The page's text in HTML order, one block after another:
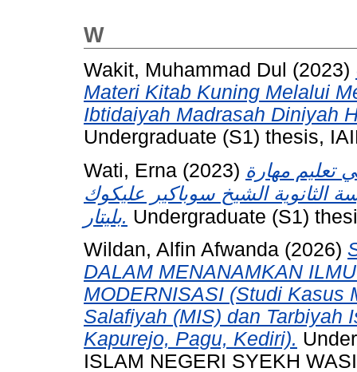
W
Wakit, Muhammad Dul (2023)
Materi Kitab Kuning Melalui
Ibtidaiyah Madrasah Diniyah
Undergraduate (S1) thesis,
Wati, Erna (2023) تعليم مهارة
الثانوية الشيخ سوباكير عليكوك
بليتار. Undergraduate (S1)
Wildan, Alfin Afwanda (2026)
DALAM MENANAMKAN
MODERNISASI (Studi Kasus
Salafiyah (MIS) dan Tarbiyah
Kapurejo, Pagu, Kediri).
ISLAM NEGERI SYEKH